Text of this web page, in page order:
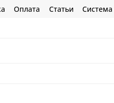
Оплата Статьи Система